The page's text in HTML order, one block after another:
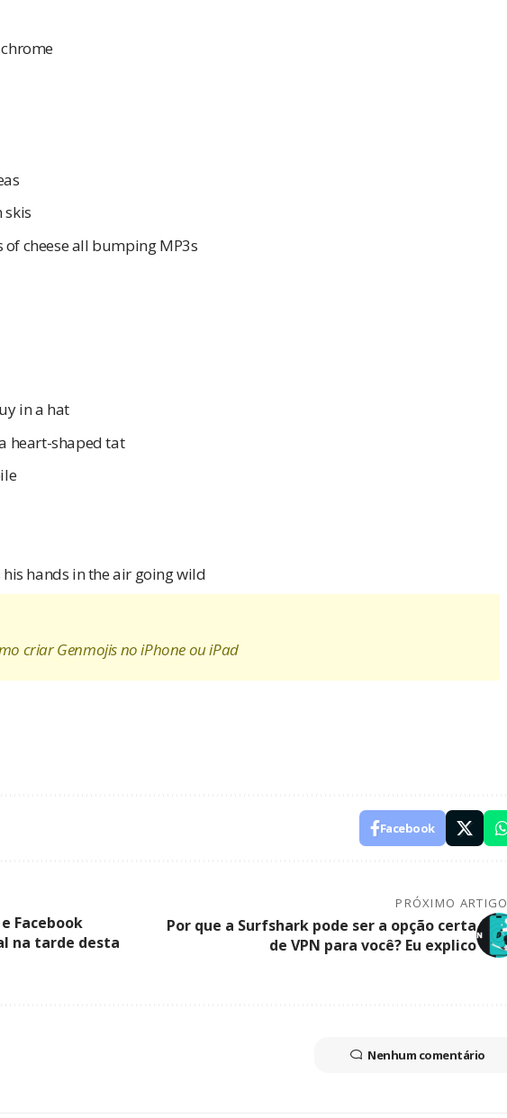
skis
of cheese all bumping MP3s
in a hat
heart-shaped tat
hands in the air going wild
criar Genmojis no iPhone ou iPad
Facebook
Facebook
na tarde desta
PRÓXIMO ARTIGO
Por que a Surfshark pode ser a opção certa
de VPN para você? Eu explico
Nenhum comentário